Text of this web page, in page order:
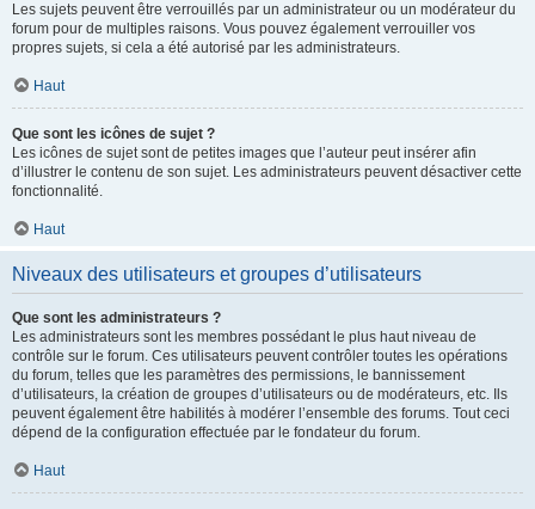
Les sujets peuvent être verrouillés par un administrateur ou un modérateur du
forum pour de multiples raisons. Vous pouvez également verrouiller vos
propres sujets, si cela a été autorisé par les administrateurs.
Haut
Que sont les icônes de sujet ?
Les icônes de sujet sont de petites images que l’auteur peut insérer afin
d’illustrer le contenu de son sujet. Les administrateurs peuvent désactiver cette
fonctionnalité.
Haut
Niveaux des utilisateurs et groupes d’utilisateurs
Que sont les administrateurs ?
Les administrateurs sont les membres possédant le plus haut niveau de
contrôle sur le forum. Ces utilisateurs peuvent contrôler toutes les opérations
du forum, telles que les paramètres des permissions, le bannissement
d’utilisateurs, la création de groupes d’utilisateurs ou de modérateurs, etc. Ils
peuvent également être habilités à modérer l’ensemble des forums. Tout ceci
dépend de la configuration effectuée par le fondateur du forum.
Haut